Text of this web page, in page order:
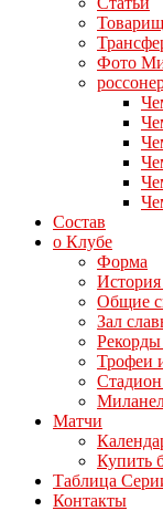
Фото
Состав
о Клубе
Форма
Общие
Зал
Трофеи
Матчи
Купить
Таблица
Контакты